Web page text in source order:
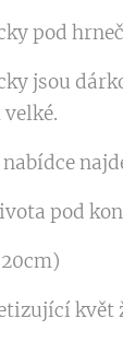
pod
jsou
pod
květ